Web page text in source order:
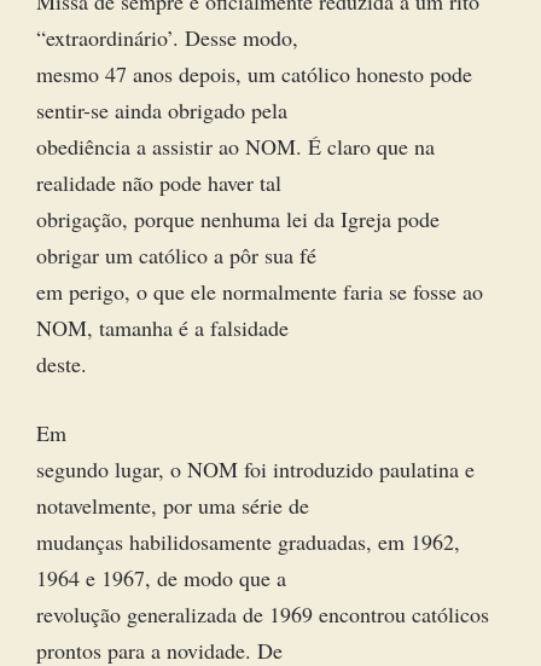
“extraordinário’. Desse modo,
mesmo 47 anos depois, um católico honesto pode
sentir-se ainda obrigado pela
obediência a assistir ao NOM. É claro que na
realidade não pode haver tal
obrigação, porque nenhuma lei da Igreja pode
obrigar um católico a pôr sua fé
em perigo, o que ele normalmente faria se fosse ao
NOM, tamanha é a falsidade
deste.
Em
segundo lugar, o NOM foi introduzido paulatina e
notavelmente, por uma série de
mudanças habilidosamente graduadas, em 1962,
1964 e 1967, de modo que a
revolução generalizada de 1969 encontrou católicos
prontos para a novidade. De